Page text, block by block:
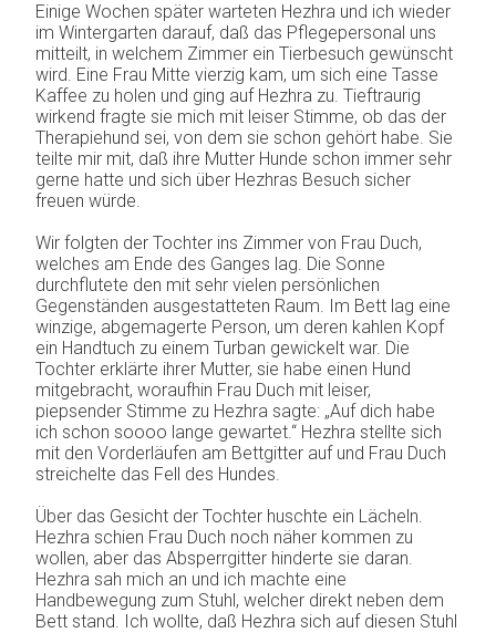
Einige Wochen später warteten Hezhra und ich wieder
im Wintergarten darauf, daß das Pflegepersonal uns
mitteilt, in welchem Zimmer ein Tierbesuch gewünscht
wird. Eine Frau Mitte vierzig kam, um sich eine Tasse
Kaffee zu holen und ging auf Hezhra zu. Tieftraurig
wirkend fragte sie mich mit leiser Stimme, ob das der
Therapiehund sei, von dem sie schon gehört habe. Sie
teilte mir mit, daß ihre Mutter Hunde schon immer sehr
gerne hatte und sich über Hezhras Besuch sicher
freuen würde.
Wir folgten der Tochter ins Zimmer von Frau Duch,
welches am Ende des Ganges lag. Die Sonne
durchflutete den mit sehr vielen persönlichen
Gegenständen ausgestatteten Raum. Im Bett lag eine
winzige, abgemagerte Person, um deren kahlen Kopf
ein Handtuch zu einem Turban gewickelt war. Die
Tochter erklärte ihrer Mutter, sie habe einen Hund
mitgebracht, woraufhin Frau Duch mit leiser,
piepsender Stimme zu Hezhra sagte: „Auf dich habe
ich schon soooo lange gewartet.“ Hezhra stellte sich
mit den Vorderläufen am Bettgitter auf und Frau Duch
streichelte das Fell des Hundes.
Über das Gesicht der Tochter huschte ein Lächeln.
Hezhra schien Frau Duch noch näher kommen zu
wollen, aber das Absperrgitter hinderte sie daran.
Hezhra sah mich an und ich machte eine
Handbewegung zum Stuhl, welcher direkt neben dem
Bett stand. Ich wollte, daß Hezhra sich auf diesen Stuhl